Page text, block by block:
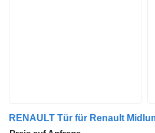
RENAULT Tür für Renault